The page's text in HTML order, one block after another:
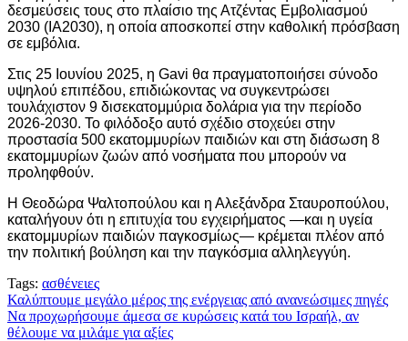
δεσμεύσεις τους στο πλαίσιο της Ατζέντας Εμβολιασμού
2030 (IA2030), η οποία αποσκοπεί στην καθολική πρόσβαση
σε εμβόλια.
Στις 25 Ιουνίου 2025, η Gavi θα πραγματοποιήσει σύνοδο
υψηλού επιπέδου, επιδιώκοντας να συγκεντρώσει
τουλάχιστον 9 δισεκατομμύρια δολάρια για την περίοδο
2026-2030. Το φιλόδοξο αυτό σχέδιο στοχεύει στην
προστασία 500 εκατομμυρίων παιδιών και στη διάσωση 8
εκατομμυρίων ζωών από νοσήματα που μπορούν να
προληφθούν.
Η Θεοδώρα Ψαλτοπούλου και η Αλεξάνδρα Σταυροπούλου,
καταλήγουν ότι η επιτυχία του εγχειρήματος —και η υγεία
εκατομμυρίων παιδιών παγκοσμίως— κρέμεται πλέον από
την πολιτική βούληση και την παγκόσμια αλληλεγγύη.
Tags: ασθένειες
Πλοήγηση
άρθρων
Καλύπτουμε μεγάλο μέρος της ενέργειας από ανανεώσιμες πηγές
Να προχωρήσουμε άμεσα σε κυρώσεις κατά του Ισραήλ, αν
θέλουμε να μιλάμε για αξίες